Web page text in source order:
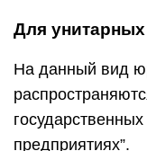
Для
На данный вид
предприятиях”.